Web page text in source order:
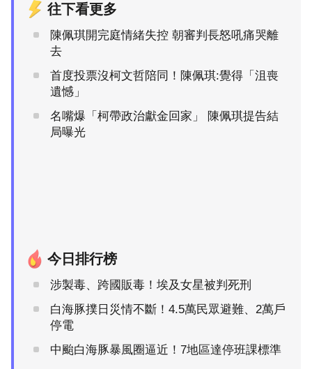
往下看更多
陳佩琪開完庭情緒失控 朝審判長怒吼痛哭離
去
首度投票沒柯文哲陪同！陳佩琪:覺得「沮喪
遺憾」
名嘴爆「柯帶政治獻金回家」 陳佩琪提告結
局曝光
今日排行榜
涉製毒、跨國販毒！埃及女星被判死刑
白海豚撲日災情不斷！4.5萬民眾避難、2萬戶
停電
中颱白海豚暴風圈逼近！7地區達停班課標準